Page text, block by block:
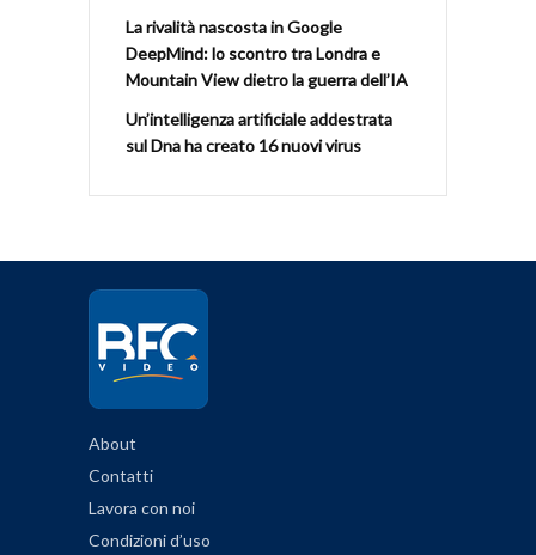
La rivalità nascosta in Google
DeepMind: lo scontro tra Londra e
Mountain View dietro la guerra dell’IA
Un’intelligenza artificiale addestrata
sul Dna ha creato 16 nuovi virus
About
Contatti
Lavora con noi
Condizioni d’uso